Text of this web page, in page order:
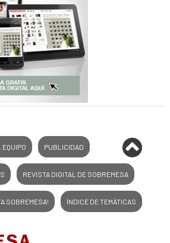
EQUIPO PUBLICIDAD
REVISTA DIGITAL DE SOBREMESA
SOBREMESA! ÍNDICE DE TEMÁTICAS